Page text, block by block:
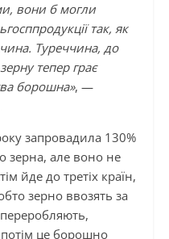
вони б могли
так, як
Туреччина, до
тепер грає
борошна», —
запровадила 130%
зерна, але воно не
йде до третіх країн,
зерно ввозять за
це борошно